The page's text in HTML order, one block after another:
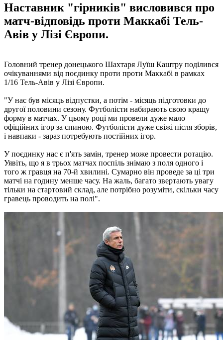
Наставник "гірників" висловився про
матч-відповідь проти Маккабі Тель-
Авів у Лізі Європи.
Головний тренер донецького Шахтаря Луїш Каштру поділився
очікуваннями від поєдинку проти проти Маккабі в рамках
1/16 Тель-Авів у Лізі Європи.
"У нас був місяць відпустки, а потім - місяць підготовки до
другої половини сезону. Футболісти набирають свою кращу
форму в матчах. У цьому році ми провели дуже мало
офіційних ігор за спиною. Футболісти дуже свіжі після зборів,
і навпаки - зараз потребують постійних ігор.
У поєдинку нас є п'ять замін, тренер може провести ротацію.
Уявіть, що я в трьох матчах поспіль знімаю з поля одного і
того ж гравця на 70-й хвилині. Сумарно він проведе за ці три
матчі на годину менше часу. На жаль, багато звертають увагу
тільки на стартовий склад, але потрібно розуміти, скільки часу
гравець проводить на полі".